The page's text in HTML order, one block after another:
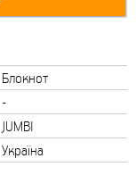
Блокнот
-
JUMBI
Україна